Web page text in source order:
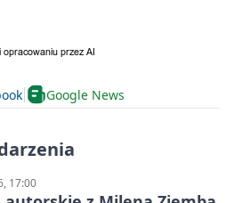
Google News
17:00